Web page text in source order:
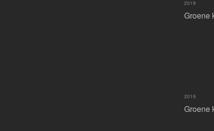
Groene
2019
Groene
2019